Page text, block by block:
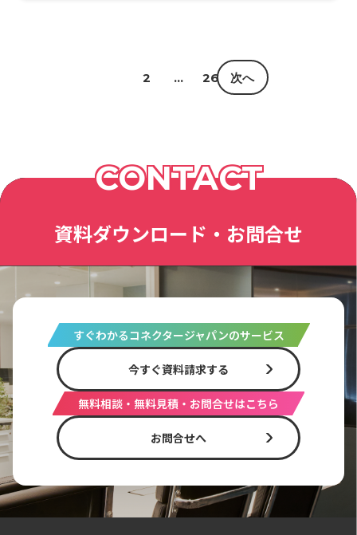
2 … 26 次へ
CONTACT
資料ダウンロード・お問合せ
すぐわかるコネクタージャパンのサービス
今すぐ資料請求する
無料相談・無料見積・お問合せはこちら
お問合せへ